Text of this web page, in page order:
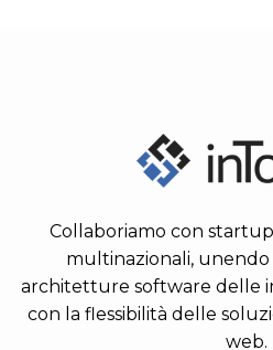
Collaboriamo con
multinazionali, unendo
architetture software delle
con la flessibilità delle
web.